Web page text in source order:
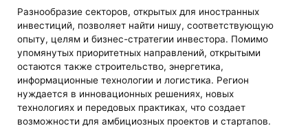
Разнообразие секторов, открытых для иностранных
инвестиций, позволяет найти нишу, соответствующую
опыту, целям и бизнес-стратегии инвестора. Помимо
упомянутых приоритетных направлений, открытыми
остаются также строительство, энергетика,
информационные технологии и логистика. Регион
нуждается в инновационных решениях, новых
технологиях и передовых практиках, что создает
возможности для амбициозных проектов и стартапов.